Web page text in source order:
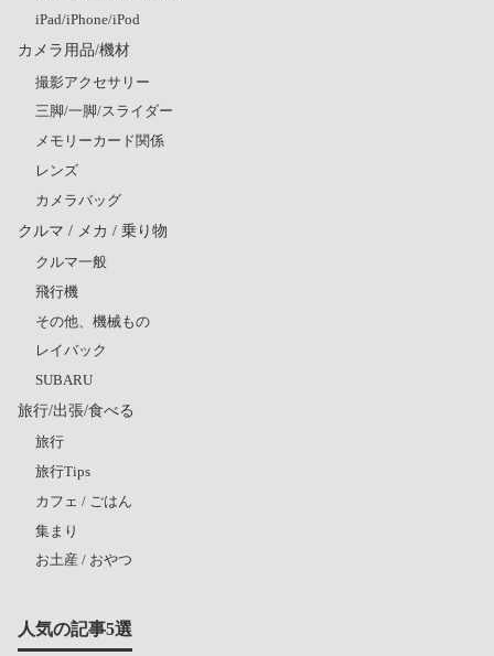
iPad/iPhone/iPod
カメラ用品/機材
撮影アクセサリー
三脚/一脚/スライダー
メモリーカード関係
レンズ
カメラバッグ
クルマ / メカ / 乗り物
クルマ一般
飛行機
その他、機械もの
レイバック
SUBARU
旅行/出張/食べる
旅行
旅行Tips
カフェ / ごはん
集まり
お土産 / おやつ
人気の記事5選